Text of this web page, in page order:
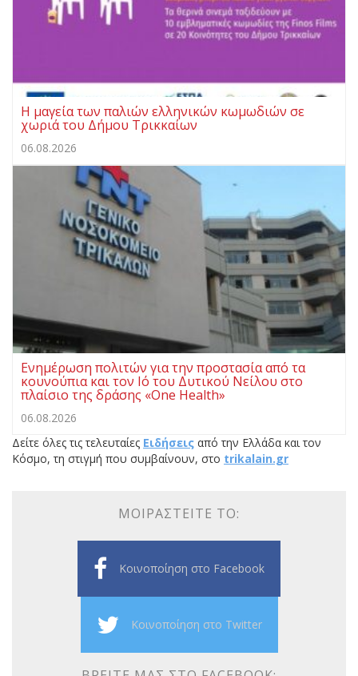
Η μαγεία των παλιών ελληνικών κωμωδιών σε
χωριά του Δήμου Τρικκαίων
06.08.2026
Ενημέρωση πολιτών για την προστασία από τα
κουνούπια και τον Ιό του Δυτικού Νείλου στο
πλαίσιο της δράσης «One Health»
06.08.2026
Δείτε όλες τις τελευταίες Ειδήσεις από την Ελλάδα και τον
Κόσμο, τη στιγμή που συμβαίνουν, στο trikalain.gr
ΜΟΙΡΑΣΤΕΊΤΕ ΤΟ:
Κοινοποίηση στο Facebook
Κοινοποίηση στο Twitter